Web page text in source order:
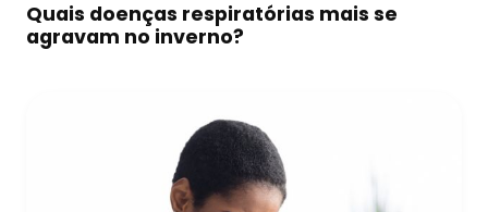
Quais doenças respiratórias mais se
agravam no inverno?